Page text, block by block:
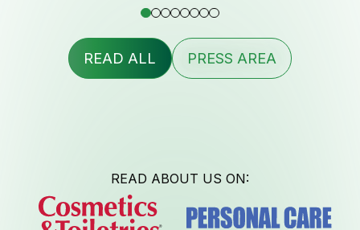
READ ALL PRESS AREA
READ ABOUT US ON: